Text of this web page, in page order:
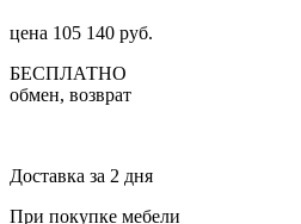
цена 105 140 руб.
БЕСПЛАТНО
обмен, возврат
Доставка за 2 дня
При покупке мебели